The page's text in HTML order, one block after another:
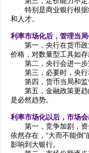
特别是商业银行根据
和人才。
利率市场化后，管理当
第一，央行在货币政
价格，对数量型工具如
第二，央行会进一步
第三，必要时，央行
第四，货币当局和监管
第五，金融政策更趋
是必然趋势。
利率市场化以后，市场
第一，竞争加剧，资
依然存在，“大而不能倒
影响到大银行。